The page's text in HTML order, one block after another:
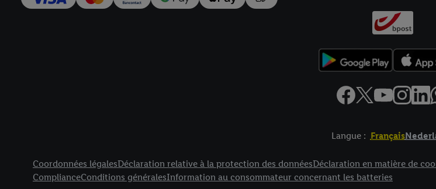
Langue : Français
Coordonnées légalesDéclaration relative à la protection des donnéesDéclaration en matière de
ComplianceConditions généralesInformation au consommateur concernant les batteries